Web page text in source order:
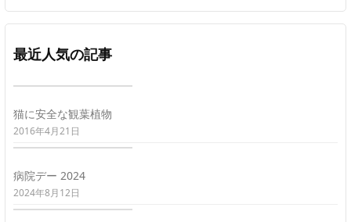
最近人気の記事
猫に安全な観葉植物
2016年4月21日
病院デー 2024
2024年8月12日